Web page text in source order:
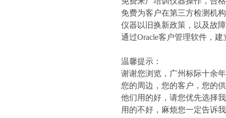
免费为客户在第三方检测机
仪器以旧换新政策，以及故
通过Oracle客户管理软件，
温馨提示：
谢谢您浏览，广州标际十余
您的周边，您的客户，您的
他们用的好，请您优先选择
用的不好，麻烦您一定告诉